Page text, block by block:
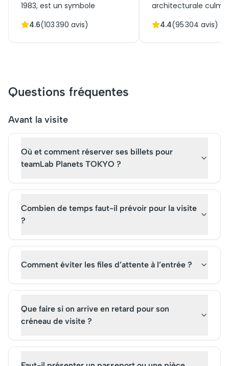
1983, est un symbole
japonaise et magie Disney.
rapidement un lieu
incontournable. Initialement
expérience immersive, il a
Acheter ses billets à l'avance
est essentiel pour profiter
4.6(103 390 avis)
architecturale
conçue comme tour
d'acheter ses billets à
de croître.
4.4(95 304 avis)
Questions fréquentes
Avant la visite
Où et comment réserver ses billets pour
teamLab Planets TOKYO ?
Combien de temps faut-il prévoir pour la visite
?
Comment éviter les files d’attente à l’entrée ?
Que faire si on arrive en retard pour son
créneau de visite ?